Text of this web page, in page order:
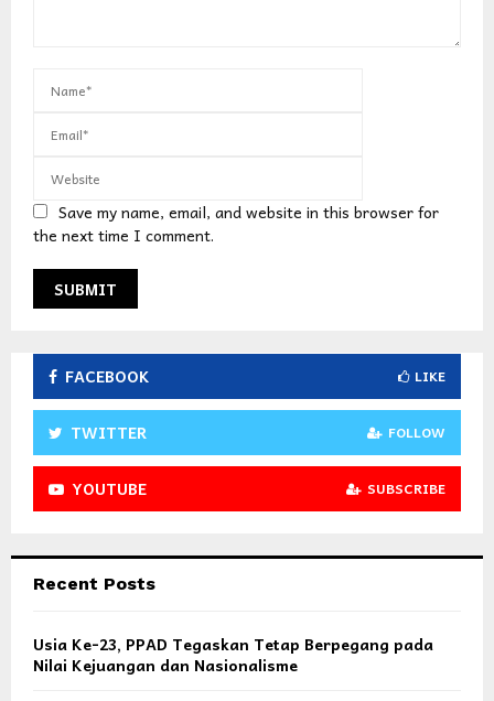
Save my name, email, and website in this browser for
the next time I comment.
FACEBOOK LIKE
TWITTER FOLLOW
YOUTUBE SUBSCRIBE
Recent Posts
Usia Ke-23, PPAD Tegaskan Tetap Berpegang pada
Nilai Kejuangan dan Nasionalisme